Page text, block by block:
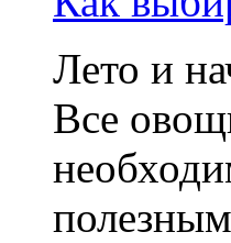
Лето и
Все